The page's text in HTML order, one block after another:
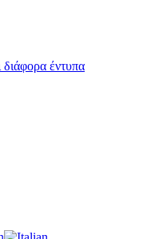
έντυπα